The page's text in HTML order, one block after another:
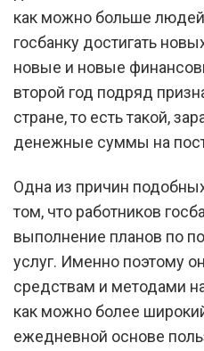
как можно больше
госбанку достигать
новые и новые
второй год подряд
стране, то есть такой,
денежные суммы на
Одна из причин
том, что работников
выполнение планов по
услуг. Именно поэтому
средствам и методами
как можно более
ежедневной основе